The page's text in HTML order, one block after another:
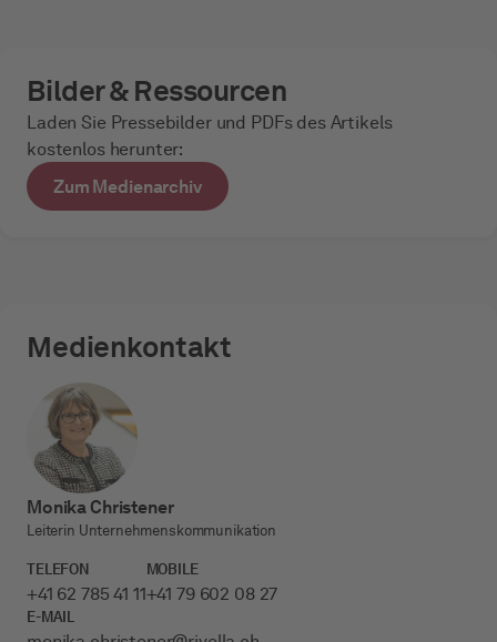
Bilder & Ressourcen
Laden Sie Pressebilder und PDFs des Artikels
kostenlos herunter:
Zum Medienarchiv
Medienkontakt
Monika Christener
Leiterin Unternehmenskommunikation
TELEFON
+41 62 785 41 11
MOBILE
+41 79 602 08 27
E-MAIL